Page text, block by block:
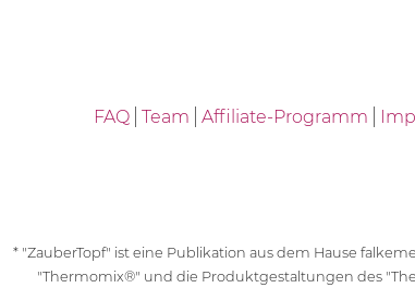
FAQ Team Affiliate-Programm
* "ZauberTopf" ist eine Publikation aus dem Hause
"Thermomix®" und die Produktgestaltungen des